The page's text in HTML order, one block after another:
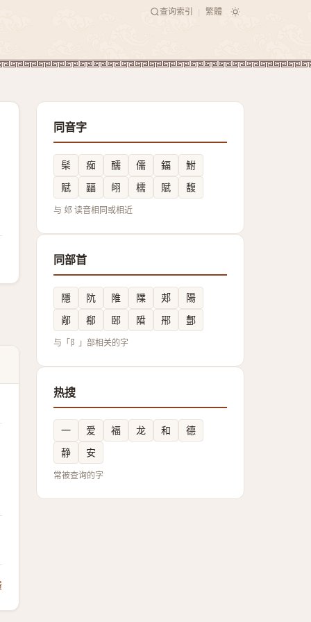
查询索引 繁體
同音字
䯱 㾒 醹 儒 鍢
鮒
赋
㽬 䎅 檽 賦 馥
与 邚 读音相同或相近
同部首
隱 阬 陮 䧨 郏
陽
䣊
郩 䢻 陹 郉 鄷
与「阝」部相关的字
热搜
一 爱 福 龙 和
德
静
安
常被查询的字